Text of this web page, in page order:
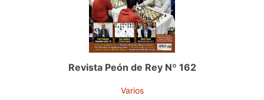
Revista Peón de Rey Nº 162
Varios